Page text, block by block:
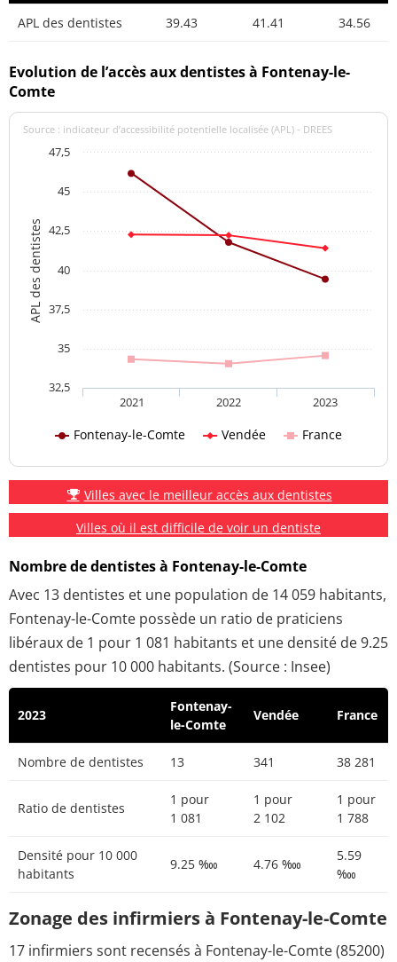
APL des dentistes 39.43 41.41 34.56
Evolution de l’accès aux dentistes à Fontenay-le-
Comte
APL des dentistes
Source : indicateur d’accessibilité potentielle localisée (APL) - DREES
Fontenay-le-Comte Vendée France
2021 2022 2023
32,5
35
37,5
40
42,5
45
47,5
Villes avec le meilleur accès aux dentistes
Villes où il est difficile de voir un dentiste
Nombre de dentistes à Fontenay-le-Comte
Avec 13 dentistes et une population de 14 059 habitants,
Fontenay-le-Comte possède un ratio de praticiens
libéraux de 1 pour 1 081 habitants et une densité de 9.25
dentistes pour 10 000 habitants. (Source : Insee)
2023
Fontenay-
le-Comte
Vendée France
Nombre de dentistes 13 341 38 281
Ratio de dentistes
1 pour
1 081
1 pour
2 102
1 pour
1 788
Densité pour 10 000
habitants
9.25 ‱ 4.76 ‱
5.59
‱
Zonage des infirmiers à Fontenay-le-Comte
17 infirmiers sont recensés à Fontenay-le-Comte (85200)